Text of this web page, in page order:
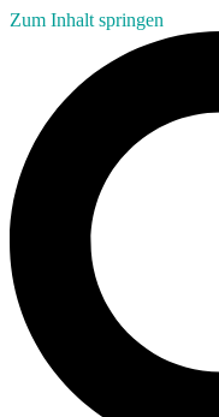
Zum Inhalt springen